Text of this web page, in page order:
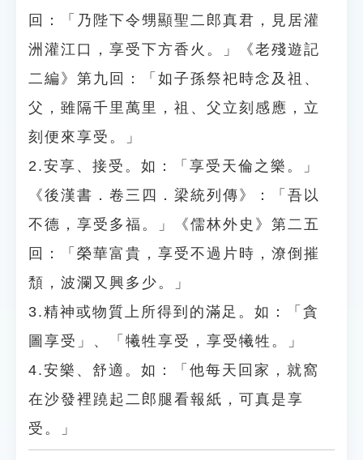
回：「乃陛下令甥顯聖二郎真君，見居灌
洲灌江口，享受下方香火。」《老殘遊記
二編》第九回：「如子孫祭祀時念及祖、
父，雖隔千里萬里，祖、父立刻感應，立
刻便來享受。」
2.安享、接受。如：「享受天倫之樂。」
《後漢書．卷三四．梁統列傳》：「吾以
不德，享受多福。」《儒林外史》第二五
回：「榮華富貴，享受不過片時，潦倒摧
頹，波瀾又興多少。」
3.精神或物質上所得到的滿足。如：「貪
圖享受」、「犧牲享受，享受犧牲。」
4.安樂、舒適。如：「他每天回家，就窩
在沙發裡蹺起二郎腿看報紙，可真是享
受。」